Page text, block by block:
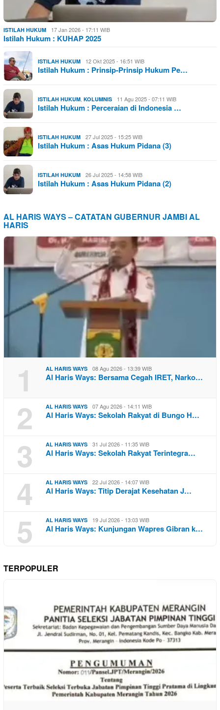
ISTILAH HUKUM 17 Jan 2026 - 17:11 WIB
Istilah Hukum : KUHAP 2025
ISTILAH HUKUM 12 Okt 2025 - 16:51 WIB
Istilah Hukum : Prinsip-Prinsip Hukum Pe…
ISTILAH HUKUM, KOLUMNIS 11 Agu 2025 - 07:11 WIB
Istilah Hukum : Perceraian di Indonesia …
ISTILAH HUKUM 27 Jul 2025 - 15:25 WIB
Istilah Hukum : Asas Hukum Pidana (3)
ISTILAH HUKUM 26 Jul 2025 - 14:58 WIB
Istilah Hukum : Asas Hukum Pidana (2)
AL HARIS WAYS – CATATAN GUBERNUR JAMBI AL
HARIS
1 AL HARIS WAYS 08 Agu 2026 - 13:39 WIB
Al Haris Ways: Bersama Cegah IRET, Narko…
2 AL HARIS WAYS 07 Agu 2026 - 14:11 WIB
Al Haris Ways: Sekolah Rakyat di Bungo H…
3 AL HARIS WAYS 31 Jul 2026 - 11:35 WIB
Al Haris Ways: Sekolah Rakyat Terintegra…
4 AL HARIS WAYS 22 Jul 2026 - 14:07 WIB
Al Haris Ways: Titip Derajat Kesehatan J…
5 AL HARIS WAYS 19 Jul 2026 - 13:03 WIB
Al Haris Ways: Kunjungan Wapres Gibran k…
TERPOPULER